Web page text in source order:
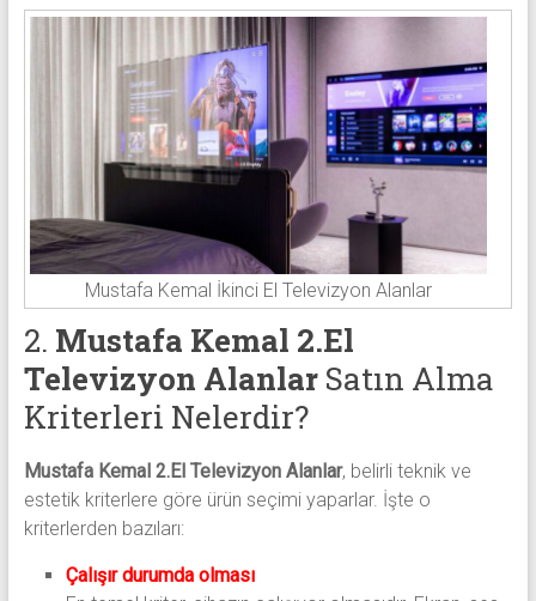
Mustafa Kemal İkinci El Televizyon Alanlar
2. Mustafa Kemal 2.El
Televizyon Alanlar Satın Alma
Kriterleri Nelerdir?
Mustafa Kemal 2.El Televizyon Alanlar, belirli teknik ve
estetik kriterlere göre ürün seçimi yaparlar. İşte o
kriterlerden bazıları:
Çalışır durumda olması